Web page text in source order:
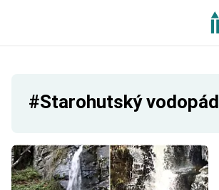
#Starohutský vodopád